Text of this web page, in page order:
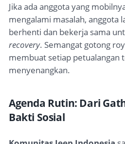
Jika ada anggota yang
mengalami masalah, anggota
berhenti dan bekerja sama
recovery. Semangat gotong
membuat setiap petualangan
menyenangkan.
Agenda Rutin: Dari
Bakti Sosial